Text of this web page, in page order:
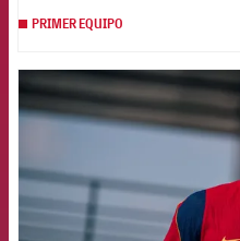
PRIMER EQUIPO